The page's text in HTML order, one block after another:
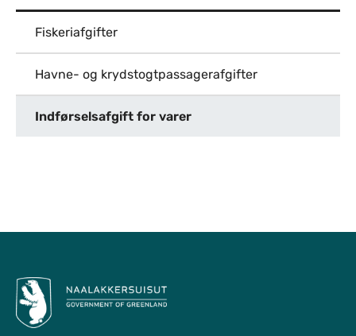
Fiskeriafgifter
Havne- og krydstogtpassagerafgifter
Indførselsafgift for varer